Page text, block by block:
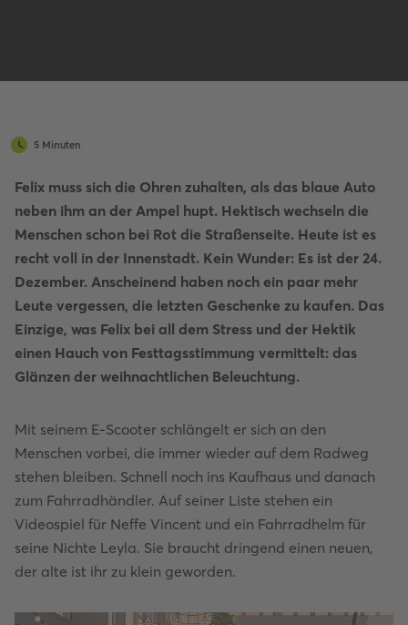
5 Minuten
Felix muss sich die Ohren zuhalten, als das blaue Auto
neben ihm an der Ampel hupt. Hektisch wechseln die
Menschen schon bei Rot die Straßenseite. Heute ist es
recht voll in der Innenstadt. Kein Wunder: Es ist der 24.
Dezember. Anscheinend haben noch ein paar mehr
Leute vergessen, die letzten Geschenke zu kaufen. Das
Einzige, was Felix bei all dem Stress und der Hektik
einen Hauch von Festtagsstimmung vermittelt: das
Glänzen der weihnachtlichen Beleuchtung.
Mit seinem E-Scooter schlängelt er sich an den
Menschen vorbei, die immer wieder auf dem Radweg
stehen bleiben. Schnell noch ins Kaufhaus und danach
zum Fahrradhändler. Auf seiner Liste stehen ein
Videospiel für Neffe Vincent und ein Fahrradhelm für
seine Nichte Leyla. Sie braucht dringend einen neuen,
der alte ist ihr zu klein geworden.